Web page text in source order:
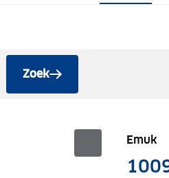
Zoek
Emuk